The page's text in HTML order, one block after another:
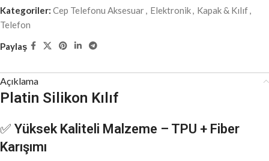
Kategoriler: Cep Telefonu Aksesuar, Elektronik, Kapak & Kılıf,
Telefon
Paylaş
Açıklama
Platin Silikon Kılıf
✅ Yüksek Kaliteli Malzeme – TPU + Fiber
Karışımı